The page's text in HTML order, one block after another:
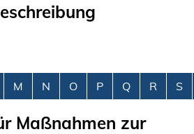
überspringen
M N O P Q R S
Maßnahmen zur